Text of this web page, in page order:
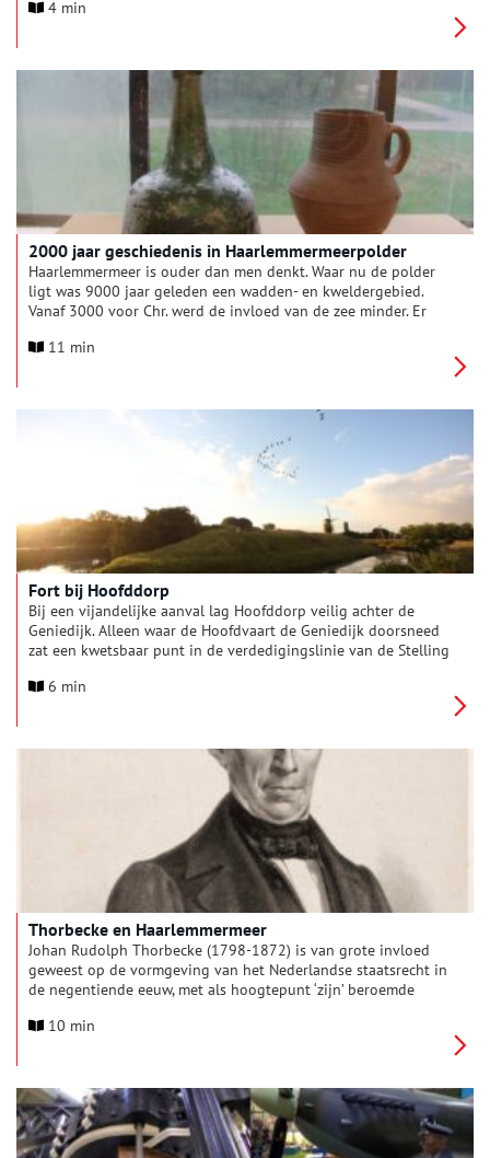
4 min
2000 jaar geschiedenis in Haarlemmermeerpolder
Haarlemmermeer is ouder dan men denkt. Waar nu de polder
ligt was 9000 jaar geleden een wadden- en kweldergebied.
Vanaf 3000 voor Chr. werd de invloed van de zee minder. Er
woonden. Dit weten wij door archeologische vondsten bij het
Haarlemmermeer.
11 min
Fort bij Hoofddorp
Bij een vijandelijke aanval lag Hoofddorp veilig achter de
Geniedijk. Alleen waar de Hoofdvaart de Geniedijk doorsneed
zat een kwetsbaar punt in de verdedigingslinie van de Stelling
Hoofddorp.
6 min
Thorbecke en Haarlemmermeer
Johan Rudolph Thorbecke (1798-1872) is van grote invloed
geweest op de vormgeving van het Nederlandse staatsrecht in
de negentiende eeuw, met als hoogtepunt ‘zijn’ beroemde
als politicus actief bemoeid met waterschappen en de
10 min